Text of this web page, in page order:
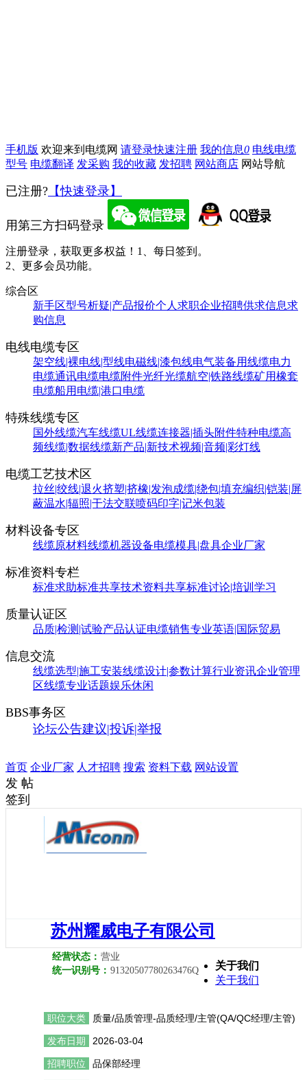
手机版 欢迎来到电缆网 请登录快速注册 我的信息0 电线电缆
型号 电缆翻译 发采购 我的收藏 发招聘 网站商店 网站导航
已注册? 【快速登录】
用第三方扫码登录
注册登录，获取更多权益！ 1、每日签到。
2、更多会员功能。
综合区
新手区型号析疑|产品报价个人求职企业招聘供求信息求
购信息
电线电缆专区
架空线|裸电线|型线电磁线|漆包线电气装备用线缆电力
电缆通讯电缆电缆附件光纤光缆航空|铁路线缆矿用橡套
电缆船用电缆|港口电缆
特殊线缆专区
国外线缆汽车线缆UL线缆连接器|插头附件特种电缆高
频线缆|数据线缆新产品|新技术视频|音频|彩灯线
电缆工艺技术区
拉丝|绞线|退火挤塑|挤橡|发泡成缆|绕包|填充编织|铠装|屏
蔽温水|辐照|干法交联喷码印字|记米包装
材料设备专区
线缆原材料线缆机器设备电缆模具|盘具企业厂家
标准资料专栏
标准求助标准共享技术资料共享标准讨论|培训学习
质量认证区
品质|检测|试验产品认证电缆销售专业英语|国际贸易
信息交流
线缆选型|施工安装线缆设计|参数计算行业资讯企业管理
区线缆专业话题娱乐休闲
BBS事务区
论坛公告建议|投诉|举报
首页 企业厂家 人才招聘 搜索 资料下载 网站设置
发 帖
签到
苏州耀威电子有限公司
经营状态： 营业
统一识别号： 91320507780263476Q
职位大类 质量/品质管理-品质经理/主管(QA/QC经理/主管)
发布日期 2026-03-04
招聘职位 品保部经理
关于我们
关于我们